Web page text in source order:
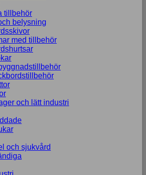
tillbehör
belysning
med tillbehör
och lätt industri
och sjukvård